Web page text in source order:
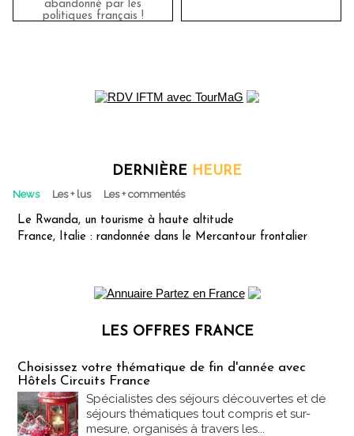
abandonné par les
politiques français !
DERNIÈRE HEURE
News Les + lus Les + commentés
Le Rwanda, un tourisme à haute altitude
France, Italie : randonnée dans le Mercantour frontalier
LES OFFRES FRANCE
Choisissez votre thématique de fin d'année avec
Hôtels Circuits France
Spécialistes des séjours découvertes et de
séjours thématiques tout compris et sur-
mesure, organisés à travers les...